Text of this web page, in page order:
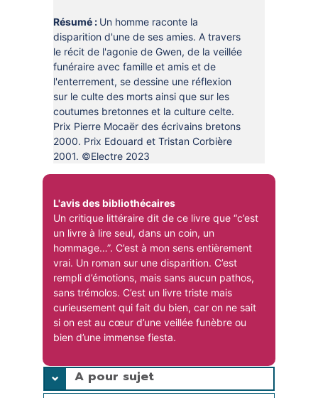
CRÉATHÈQUE
JOUER EN BIBLIOTHÈQUES
MAO - MUSIQUE ASSISTÉE PAR
ORDINATEUR
PORTAGE À DOMICILE
BOÎTES DE RETOUR 24H/24
POUR LES PROS
TOUS LES SERVICES
PROLONGER - RÉSERVER
EN CAS DE RETARD
MON COMPTE LECTEUR
POUR LES PROS
Résumé : Un homme raconte la
disparition d'une de ses amies. A travers
le récit de l'agonie de Gwen, de la veillée
funéraire avec famille et amis et de
l'enterrement, se dessine une réflexion
sur le culte des morts ainsi que sur les
coutumes bretonnes et la culture celte.
Prix Pierre Mocaër des écrivains bretons
2000. Prix Edouard et Tristan Corbière
2001. ©Electre 2023
L'avis des bibliothécaires
Un critique littéraire dit de ce livre que “c’est
un livre à lire seul, dans un coin, un
hommage…”. C’est à mon sens entièrement
vrai. Un roman sur une disparition. C’est
rempli d’émotions, mais sans aucun pathos,
sans trémolos. C’est un livre triste mais
curieusement qui fait du bien, car on ne sait
si on est au cœur d’une veillée funèbre ou
bien d’une immense fiesta.
A pour sujet